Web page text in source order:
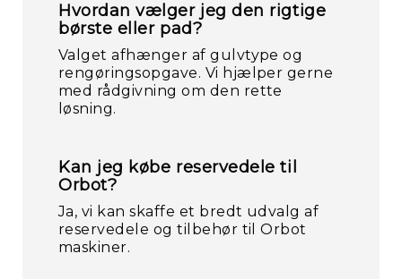
Hvordan vælger jeg den rigtige
børste eller pad?
Valget afhænger af gulvtype og
rengøringsopgave. Vi hjælper gerne
med rådgivning om den rette
løsning.
Kan jeg købe reservedele til
Orbot?
Ja, vi kan skaffe et bredt udvalg af
reservedele og tilbehør til Orbot
maskiner.